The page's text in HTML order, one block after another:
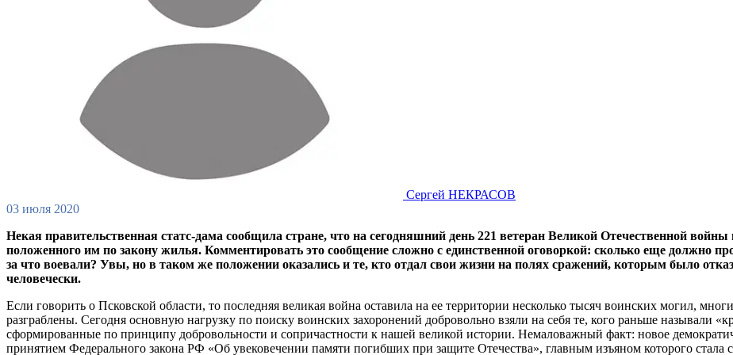
Сергей НЕКРАСОВ
03 июля 2020
Некая правительственная статс-дама сообщила стране, что на сегодняшний день 221 ветеран Великой Отечественной войны
положенного им по закону жилья. Комментировать это сообщение сложно с единственной оговоркой: сколько еще должно
за что воевали? Увы, но в таком же положении оказались и те, кто отдал свои жизни на полях сражений, которым было
человечески.
Если говорить о Псковской области, то последняя великая война оставила на ее территории несколько тысяч воинских могил,
разграблены. Сегодня основную нагрузку по поиску воинских захоронений добровольно взяли на себя те, кого раньше называли
сформированные по принципу добровольности и сопричастности к нашей великой истории. Немаловажный факт: новое
принятием Федерального закона РФ «Об увековечении памяти погибших при защите Отечества», главным изъяном которого стала